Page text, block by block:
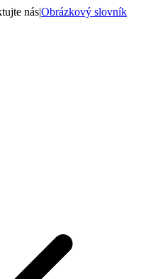
nás|Obrázkový slovník